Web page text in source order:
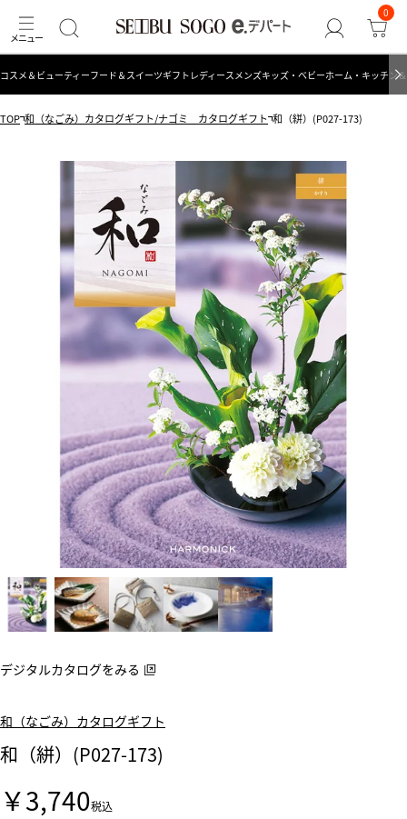
0
コスメ＆ビューティーフード＆スイーツギフト レディース メンズキッズ・ベビーホーム・キッチン
TOP 和（なごみ）カタログギフト/ナゴミ カタログギフト 和（絣）(P027-173)
デジタルカタログをみる
和（なごみ）カタログギフト
和（絣）(P027-173)
￥3,740税込